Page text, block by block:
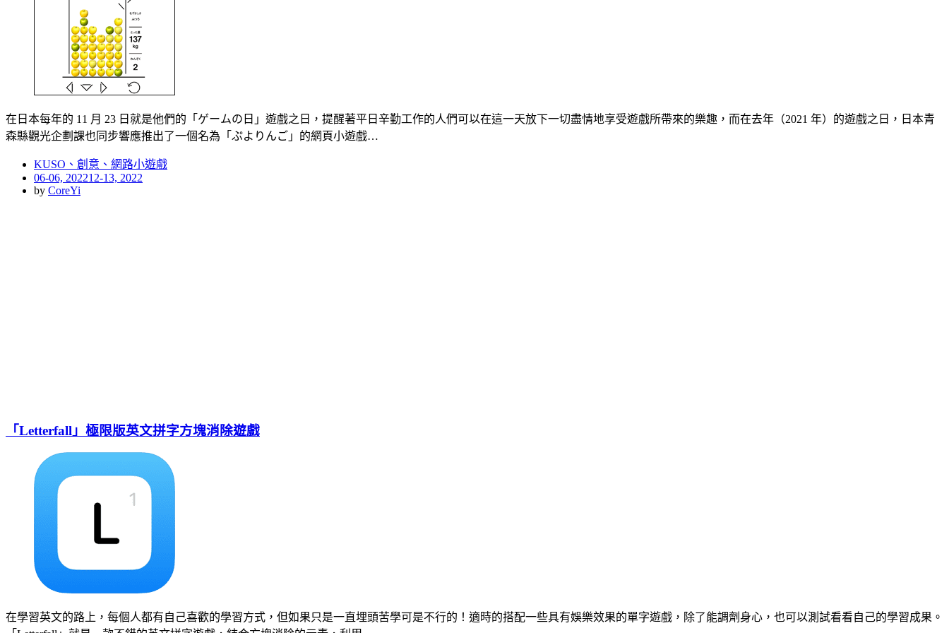
在日本每年的 11 月 23 日就是他們的「ゲームの日」遊戲之日，提醒著平日辛勤工作的人們可以在這一天放下一切盡情地享受遊戲所帶來的樂趣，而在去年（2021 年）的遊戲之日，日本青
森縣觀光企劃課也同步響應推出了一個名為「ぷよりんご」的網頁小遊戲…
KUSO、創意、網路小遊戲
Posted
on
06-06, 202212-13, 2022
by CoreYi
「Letterfall」極限版英文拼字方塊消除遊戲
在學習英文的路上，每個人都有自己喜歡的學習方式，但如果只是一直埋頭苦學可是不行的！適時的搭配一些具有娛樂效果的單字遊戲，除了能調劑身心，也可以測試看看自己的學習成果。